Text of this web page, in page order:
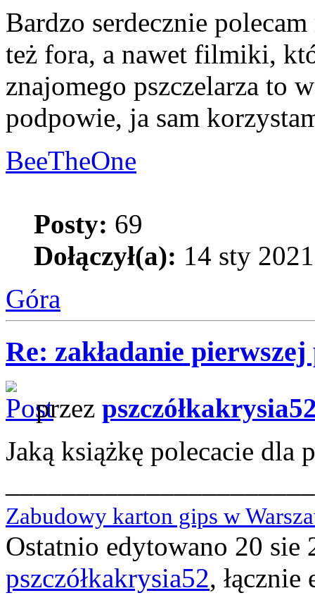
Bardzo serdecznie
też fora, a nawet filmiki,
znajomego pszczelarza to
podpowie, ja sam
BeeTheOne
Posty: 69
Dołączył(a): 14 sty
Góra
Re: zakładanie
przez
Jaką książkę polecacie dla
Zabudowy karton gips w
Ostatnio edytowano 20 sie
pszczółkakrysia52,